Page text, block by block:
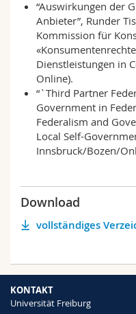
“Auswirkungen der
Anbieter”, Runder
Kommission für
Dienstleistungen in
Online).
“`Third Partner
Government in
Federalism and
Local Self-
Innsbruck/Bozen/
Download
vollständiges
KONTAKT
Universität Freiburg